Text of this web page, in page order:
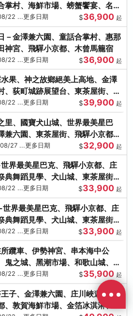
掌村、海鮮市場、螃蟹饗宴、名湯
22 ...更多日期 $36,900 起
－金澤兼六園、童話合掌村、惠那
神宮、飛驒小京都、木曾馬籠宿
22 ...更多日期 $36,900 起
果、神之故鄉絕美上高地、金澤
、荻町城跡展望台、東茶屋街、名
22 ...更多日期 $39,900 起
里、國寶犬山城、世界最美星巴
兼六園、東茶屋街、飛驒小京都、
27 ...更多日期 $32,900 起
界最美星巴克、飛驒小京都、庄
典舞蹈見學、犬山城、東茶屋街、
22 ...更多日期 $33,900 起
界最美星巴克、飛驒小京都、庄
典舞蹈見學、犬山城、東茶屋街、
22 ...更多日期 $33,900 起
纜車、伊勢神宮、串本海中公
鬼之城、黑潮市場、和歌山城、伊
22 ...更多日期 $35,900 起
子、金澤兼六園、庄川峽遊船、
敦賀海鮮市場、金箔冰淇淋、鰻